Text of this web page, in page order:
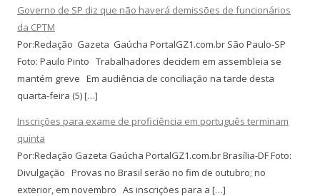
Governo de SP diz que não haverá demissões de funcionários
da CPTM
Por:Redação Gazeta Gaúcha PortalGZ1.com.br São Paulo-SP
Foto: Paulo Pinto Trabalhadores decidem em assembleia se
mantém greve Em audiência de conciliação na tarde desta
quarta-feira (5) […]
Inscrições para exame de proficiência em português terminam
quinta
Por:Redação Gazeta Gaúcha PortalGZ1.com.br Brasília-DF Foto:
Divulgação Provas no Brasil serão no fim de outubro; no
exterior, em novembro As inscrições para a […]